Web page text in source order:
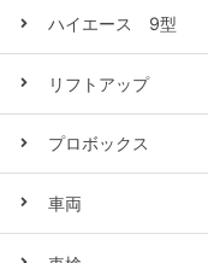
ハイエース 9型
リフトアップ
プロボックス
車両